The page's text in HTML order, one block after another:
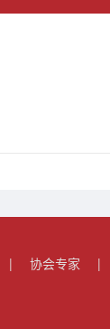
| 协会专家 |